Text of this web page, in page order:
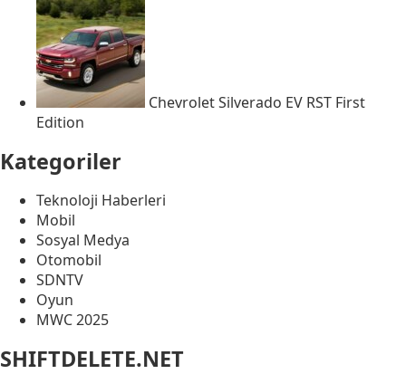
Chevrolet Silverado EV RST First
Edition
Kategoriler
Teknoloji Haberleri
Mobil
Sosyal Medya
Otomobil
SDNTV
Oyun
MWC 2025
SHIFTDELETE.NET